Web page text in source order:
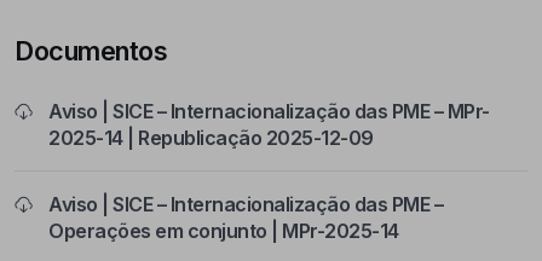
Documentos
Aviso | SICE – Internacionalização das PME – MPr-
2025-14 | Republicação 2025-12-09
Aviso | SICE – Internacionalização das PME –
Operações em conjunto | MPr-2025-14